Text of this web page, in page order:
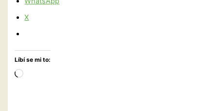
X
Líbí se mi to:
Načítání…